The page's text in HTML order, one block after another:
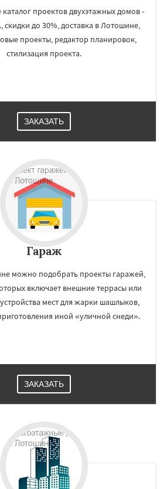
регионам
проектов двухэтажных домов -
скидки до 30%, доставка в Лотошине,
проекты, редактор планировок,
стилизация проекта.
ЗАКАЗАТЬ
Гараж
можно подобрать проекты гаражей,
включает внешние террасы или
мест для жарки шашлыков,
иной «уличной снеди».
ЗАКАЗАТЬ